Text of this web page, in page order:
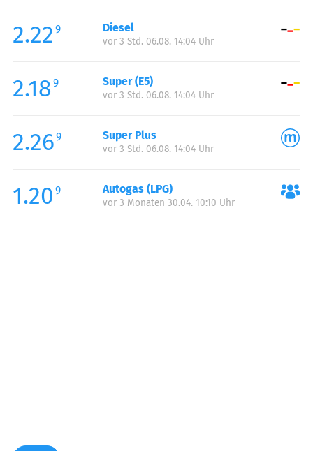
Mittwoch:
00:00-24:00
Donnerstag:
Samstag:
00:00-24:00
Sonntag:
2.22 9 Diesel
vor 3 Std. 06.08. 14:04 Uhr
2.18 9 Super (E5)
vor 3 Std. 06.08. 14:04 Uhr
2.269 Super Plus
vor 3 Std. 06.08. 14:04 Uhr
1.20 9 Autogas (LPG)
vor 3 Monaten 30.04. 10:10 Uhr